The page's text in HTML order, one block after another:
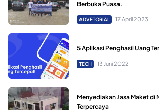
Berbuka Puasa.
ADVETORIAL 17 April 2023
5 Aplikasi Penghasil Uang
TECH 13 Juni 2022
Menyediakan Jasa Maket di
Terpercaya